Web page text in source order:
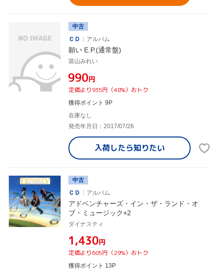
中古
ＣＤ
アルバム
願い E.P.(通常盤)
當山みれい
¥990円
定価より935円（48%）おトク
獲得ポイント 9P
在庫なし
発売年月日：2017/07/26
入荷したら知りたい
中古
ＣＤ
アルバム
アドベンチャーズ・イン・ザ・ランド・オ
ブ・ミュージック+2
ダイナスティ
¥1,430円
定価より605円（29%）おトク
獲得ポイント 13P